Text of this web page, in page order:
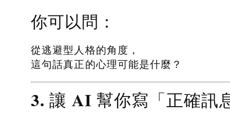
你可以問：
從逃避型人格的角度，
這句話真正的心理可能是什麼？
3. 讓 AI 幫你寫「正確訊